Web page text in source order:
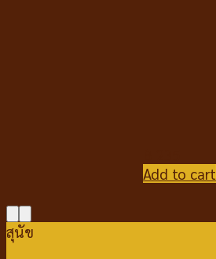
Add to cart
สุนัข